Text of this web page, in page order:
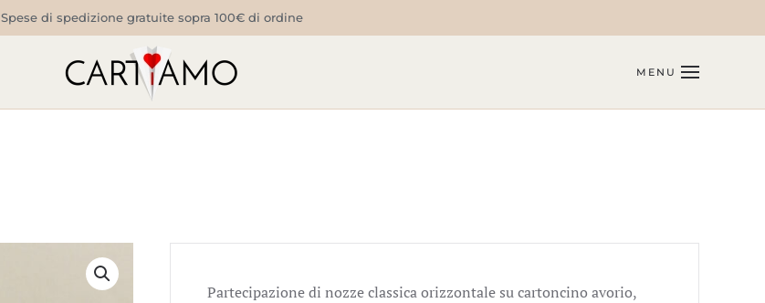
Spese di spedizione gratuite sopra 100€ di ordine
MENU
Partecipazione di nozze classica orizzontale su cartoncino avorio,